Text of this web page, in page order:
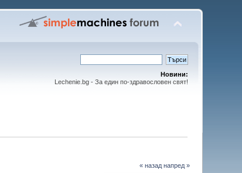
Новини:
Lechenie.bg - За един по-здравословен свят!
« назад напред »